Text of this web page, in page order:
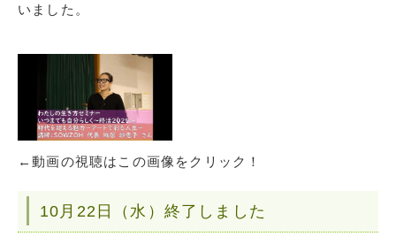
いました。
←動画の視聴はこの画像をクリック！
10月22日（水）終了しました